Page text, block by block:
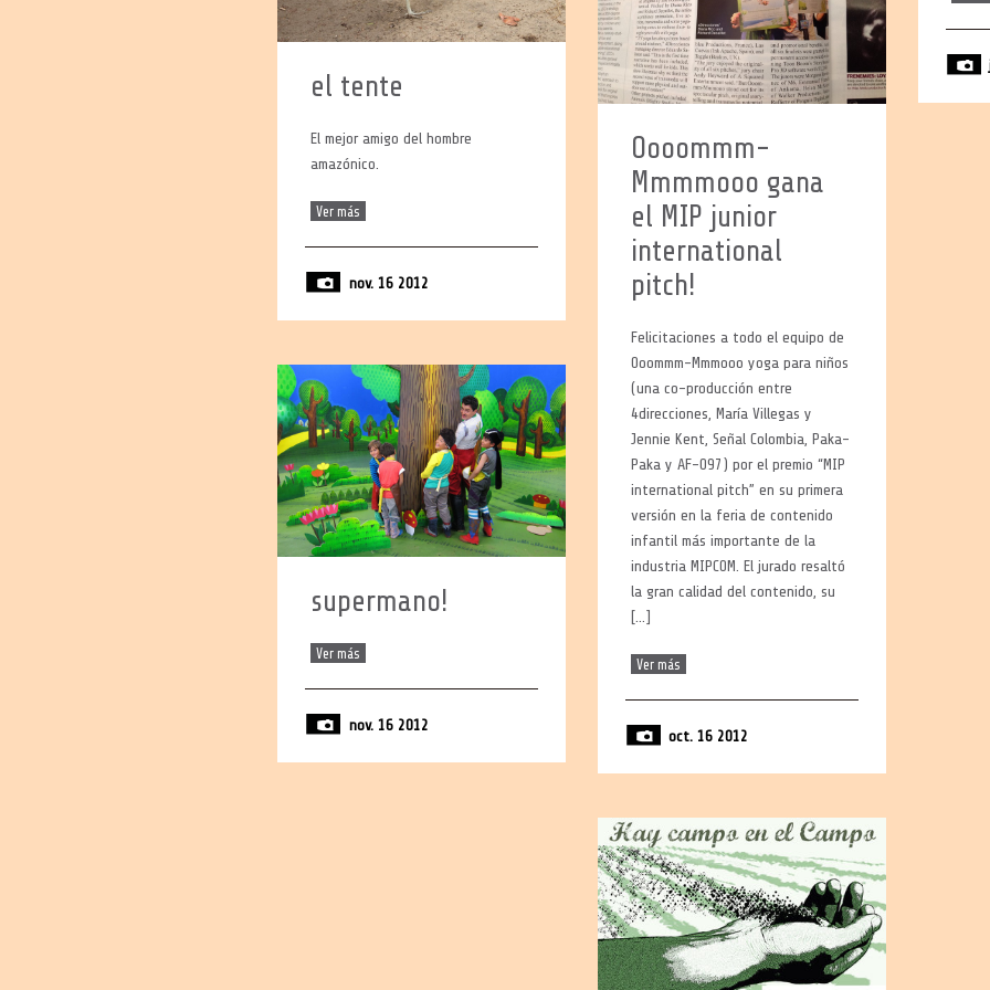
el tente
El mejor amigo del hombre
amazónico.
Ver más
nov. 16 2012
supermano!
Ver más
nov. 16 2012
Oooommm-
Mmmmooo gana
el MIP junior
international
pitch!
Felicitaciones a todo el equipo de
Ooommm-Mmmooo yoga para niños
(una co-producción entre
4direcciones, María Villegas y
Jennie Kent, Señal Colombia, Paka-
Paka y AF-O97) por el premio “MIP
international pitch” en su primera
versión en la feria de contenido
infantil más importante de la
industria MIPCOM. El jurado resaltó
la gran calidad del contenido, su
[…]
Ver más
oct. 16 2012